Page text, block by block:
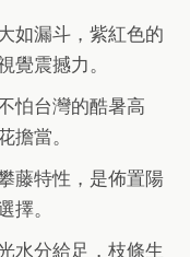
如漏斗，紫紅色的
覺震撼力。
怕台灣的酷暑高
擔當。
藤特性，是佈置陽
擇。
水分給足，枝條生